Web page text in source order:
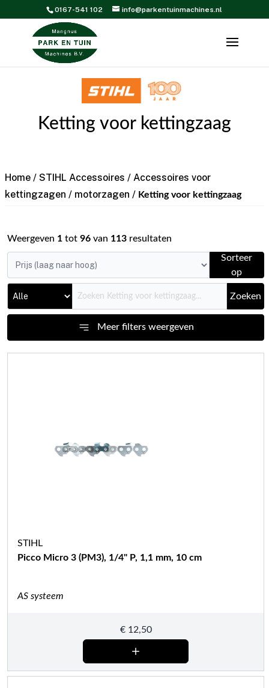
0167-541 102 info@parkentuinmachines.nl
Ketting voor kettingzaag
Home / STIHL Accessoires / Accessoires voor
kettingzagen / motorzagen / Ketting voor kettingzaag
Weergeven 1 tot 96 van 113 resultaten
Sorteer
op
Zoeken
Meer filters weergeven
STIHL
Picco Micro 3 (PM3), 1/4" P, 1,1 mm, 10 cm
AS systeem
€12,50